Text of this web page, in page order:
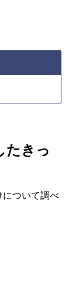
たきっ
について調べ